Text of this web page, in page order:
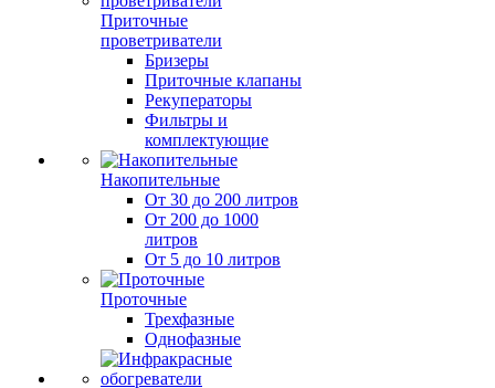
Приточные
проветриватели
Бризеры
Приточные клапаны
Рекуператоры
Фильтры и
комплектующие
Накопительные
От 30 до 200 литров
От 200 до 1000
литров
От 5 до 10 литров
Проточные
Трехфазные
Однофазные